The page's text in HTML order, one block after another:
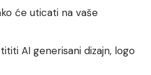
će uticati na vaše
AI generisani dizajn, logo